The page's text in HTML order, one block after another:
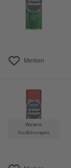
Merken
Weitere
Ausführungen